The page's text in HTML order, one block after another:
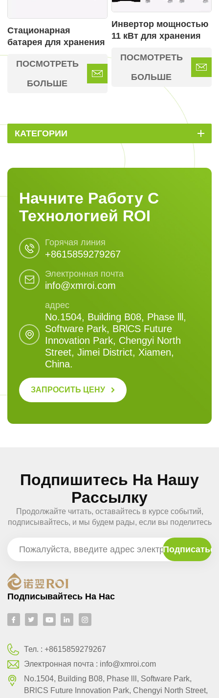
Стационарная
батарея для хранения
энергии
ПОСМОТРЕТЬ
БОЛЬШЕ
Инвертор мощностью
11 кВт для хранения
ПОСМОТРЕТЬ
БОЛЬШЕ
КАТЕГОРИИ
Начните Работу С
Технологией ROI
Горячая линия
+8615859279267
Электронная почта
info@xmroi.com
адрес
No.1504, Building B08, Phase lll,
Software Park, BRlCS Future
Innovation Park, Chengyi North
Street, Jimei District, Xiamen,
China.
ЗАПРОСИТЬ ЦЕНУ
Подпишитесь На Нашу
Рассылку
Продолжайте читать, оставайтесь в курсе событий,
подписывайтесь, и мы будем рады, если вы поделитесь
Подписывайтесь На Нас
Тел. :+8615859279267
Электронная почта : info@xmroi.com
No.1504, Building B08, Phase lll, Software Park,
BRlCS Future Innovation Park, Chengyi North Street,